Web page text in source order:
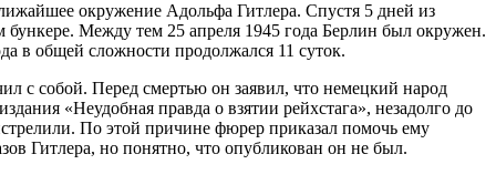
окружение Адольфа Гитлера. Спустя 5 дней из
Между тем 25 апреля 1945 года Берлин был окружен.
в общей сложности продолжался 11 суток.
с собой. Перед смертью он заявил, что немецкий народ
«Неудобная правда о взятии рейхстага», незадолго до
По этой причине фюрер приказал помочь ему
Гитлера, но понятно, что опубликован он не был.